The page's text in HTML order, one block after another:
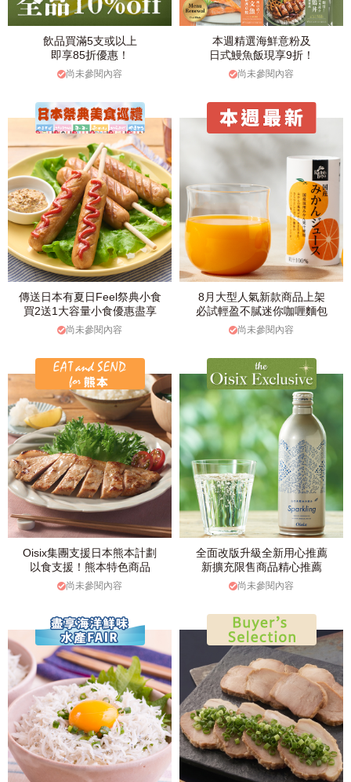
飲品買滿5支或以上
即享85折優惠！
尚未參閱內容
本週精選海鮮意粉及
日式鰻魚飯現享9折！
尚未參閱內容
傳送日本有夏日Feel祭典小食
買2送1大容量小食優惠盡享
尚未參閱內容
8月大型人氣新款商品上架
必試輕盈不膩迷你咖喱麵包
尚未參閱內容
Oisix集團支援日本熊本計劃
以食支援！熊本特色商品
尚未參閱內容
全面改版升級全新用心推薦
新擴充限售商品精心推薦
尚未參閱內容